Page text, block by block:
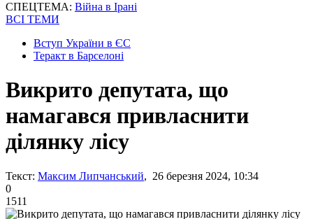
СПЕЦТЕМА: Війна в Ірані
ВСІ ТЕМИ
Вступ України в ЄС
Теракт в Барселоні
Викрито депутата, що
намагався привласнити
ділянку лісу
Текст: Максим Липчанський, 26 березня 2024, 10:34
0
1511